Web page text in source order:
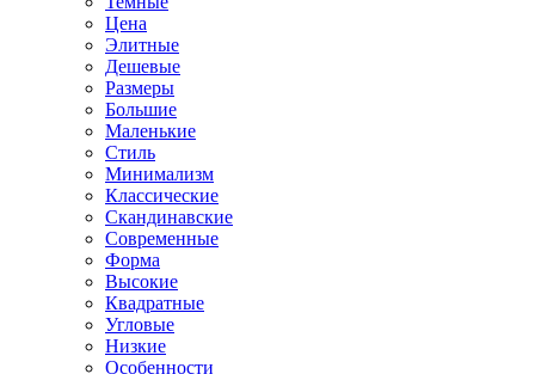
Цена
Элитные
Дешевые
Размеры
Большие
Маленькие
Стиль
Минимализм
Классические
Скандинавские
Современные
Форма
Высокие
Квадратные
Угловые
Низкие
Особенности